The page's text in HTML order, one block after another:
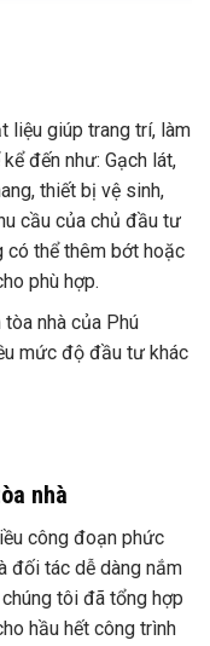
liệu giúp trang trí, làm
đến như: Gạch lát,
thiết bị vệ sinh,
cầu của chủ đầu tư
có thể thêm bớt hoặc
phù hợp.
nhà của Phú
mức độ đầu tư khác
nhà
công đoạn phức
đối tác dễ dàng nắm
tôi đã tổng hợp
hầu hết công trình